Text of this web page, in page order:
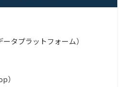
タプラットフォーム）
）